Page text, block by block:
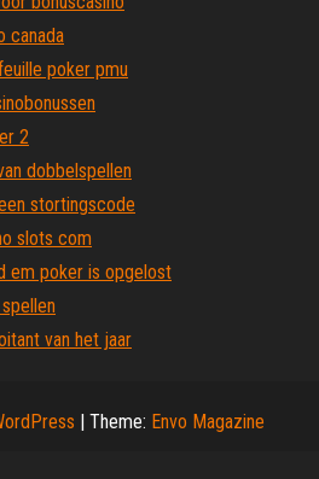
canada
poker pmu
2
dobbelspellen
stortingscode
slots com
em poker is opgelost
van het jaar
| Theme: Envo Magazine